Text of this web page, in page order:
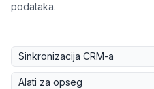
podataka.
Sinkronizacija CRM-a
Alati za opseg